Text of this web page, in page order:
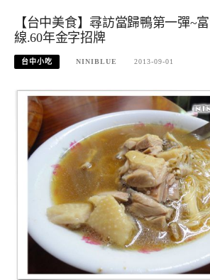
【台中美食】尋訪當歸鴨第一彈~
線.60年金字招牌
台中小吃 NINIBLUE 2013-09-01